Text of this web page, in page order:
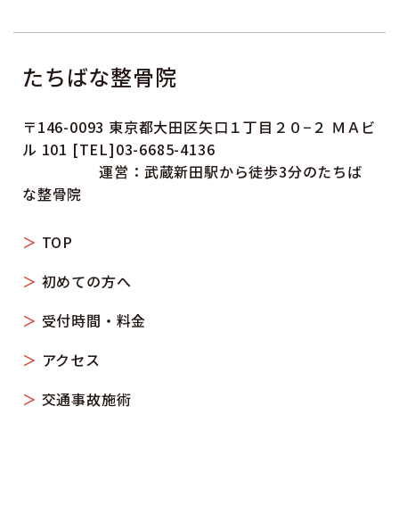
たちばな整骨院
〒146-0093 東京都大田区矢口１丁目２０−２ ＭＡビ
ル 101 [TEL]03-6685-4136
運営：武蔵新田駅から徒歩3分のたちば
な整骨院
TOP
初めての方へ
受付時間・料金
アクセス
交通事故施術